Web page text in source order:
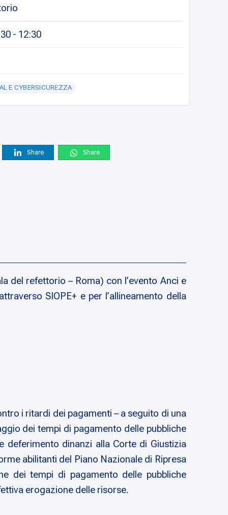
- 12:30
E CYBERSICUREZZA
Share Share
del refettorio – Roma) con l’evento Anci e
SIOPE+ e per l’allineamento della
i ritardi dei pagamenti– a seguito di una
dei tempi di pagamento delle pubbliche
deferimento dinanzi alla Corte di Giustizia
abilitanti del Piano Nazionale di Ripresa
dei tempi di pagamento delle pubbliche
erogazione delle risorse.